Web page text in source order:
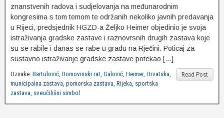
znanstvenih radova i sudjelovanja na međunarodnim
kongresima s tom temom te održanih nekoliko javnih predavanja
u Rijeci, predsjednik HGZD-a Željko Heimer objedinio je svoja
istraživanja gradske zastave i raznovrsnih drugih zastava koje
su se rabile i danas se rabe u gradu na Rječini. Poticaj za
sustavno istraživanje gradske zastave potekao […]
Read Post
Oznake: Bartulović, Domovinski rat, Galović, Heimer, Hrvatska,
municipalna zastava, pomorska zastava, Rijeka, sportska
zastava, sveučilišni simbol